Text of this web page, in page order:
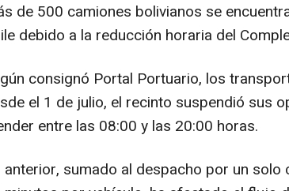
de 500 camiones bolivianos se
debido a la reducción horaria del
consignó Portal Portuario, los
el 1 de julio, el recinto suspendió sus
entre las 08:00 y las 20:00 horas.
anterior, sumado al despacho por un